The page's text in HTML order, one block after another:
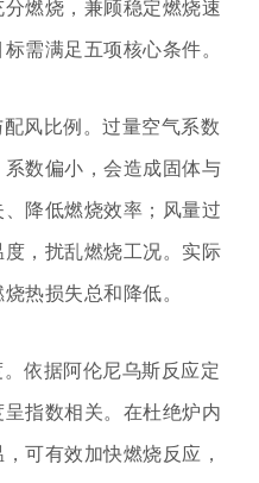
燃烧，兼顾稳定燃烧速
需满足五项核心条件。
风比例。过量空气系数
数偏小，会造成固体与
降低燃烧效率；风量过
，扰乱燃烧工况。实际
热损失总和降低。
依据阿伦尼乌斯反应定
指数相关。在杜绝炉内
可有效加快燃烧反应，